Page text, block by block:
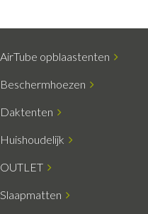
AirTube opblaastenten
Beschermhoezen
Daktenten
Huishoudelijk
OUTLET
Slaapmatten